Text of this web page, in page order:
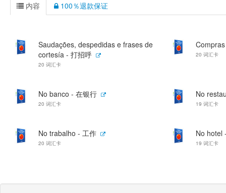
内容 100％退款保证
Saudações, despedidas e frases de
cortesía - 打招呼
20 词汇卡
20 词汇卡
No banco - 在银行
20 词汇卡
No
19 词汇卡
No trabalho - 工作
20 词汇卡
No hotel
19 词汇卡